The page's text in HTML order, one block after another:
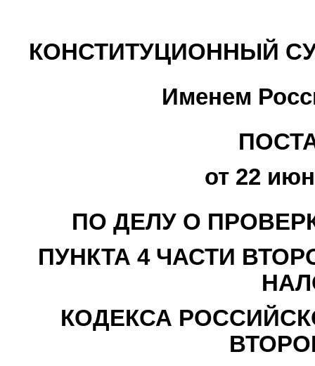
КОНСТИТУЦИОННЫЙ
Именем
от 22
ПО ДЕЛУ О
ПУНКТА 4 ЧАСТИ
КОДЕКСА